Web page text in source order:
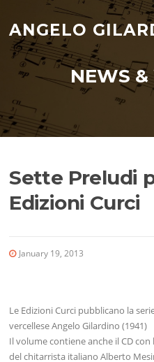
content
ANGELO
NEWS
Sette Preludi
Edizioni Curci
January 19, 2013
Le Edizioni Curci pubblicano la
vercellese Angelo Gilardino (1941)
Il volume contiene anche il CD
del chitarrista italiano Alberto